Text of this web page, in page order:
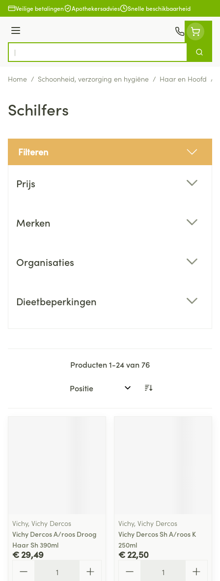
Ga naar de inhoud
Veilige betalingen Apothekersadvies Snelle beschikbaarheid
Menu
Product, merk, categorie...
Zoek
Home / Schoonheid, verzorging en hygiëne / Haar en Hoofd /
Schilfers
Filteren
Prijs
Merken
Organisaties
Dieetbeperkingen
Producten1-24van76
Sorteer op:
Vichy, Vichy Dercos
Vichy Dercos A/roos Droog
Haar Sh 390ml
€ 29,49
Vichy, Vichy Dercos
Vichy Dercos Sh A/roos K
250ml
€ 22,50